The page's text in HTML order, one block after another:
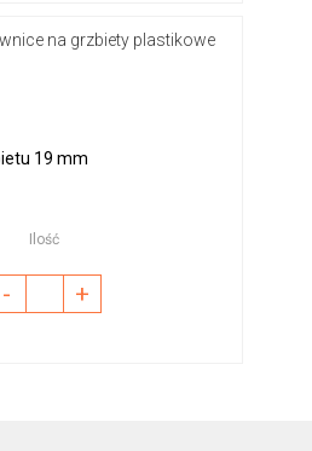
na grzbiety plastikowe
19 mm
Ilość
- +